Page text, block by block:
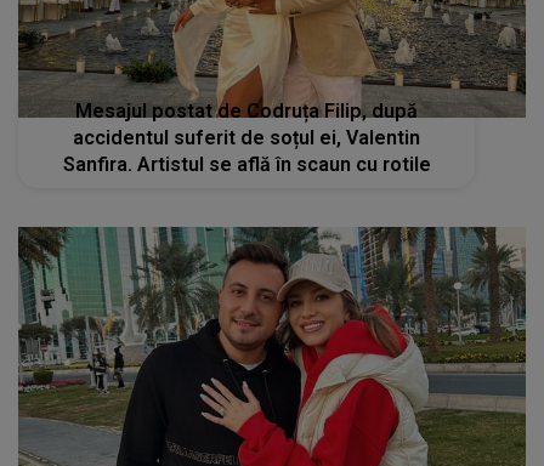
Mesajul postat de Codruța Filip, după
accidentul suferit de soțul ei, Valentin
Sanfira. Artistul se află în scaun cu rotile